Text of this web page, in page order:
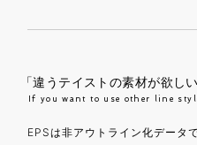
「違うテイストの素材が欲しい
If you want to use other line
EPSは非アウトライン化データで